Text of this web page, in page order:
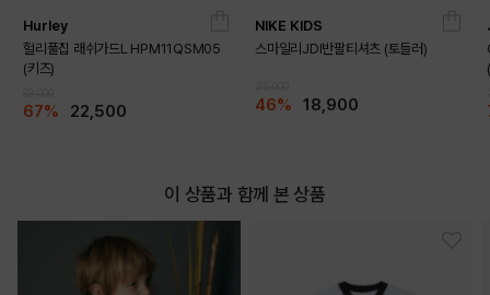
Hurley
헐리풀집 래쉬가드L HPM11QSM05
(키즈)
67% 22,500
NIKE KIDS
스마일리JDI반팔티셔츠 (토들러)
46% 18,900
이 상품과 함께 본 상품